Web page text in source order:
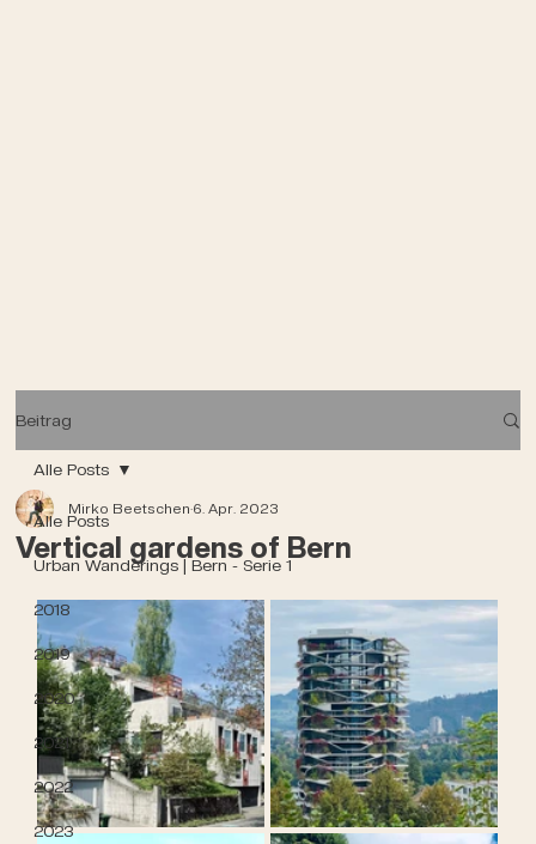
Beitrag
Alle Posts
Urban Wanderings | Bern - Serie 1
2018
2019
2020
2021
2022
2023
Alle Posts
Vertical gardens of Bern
Mirko Beetschen6. Apr. 2023